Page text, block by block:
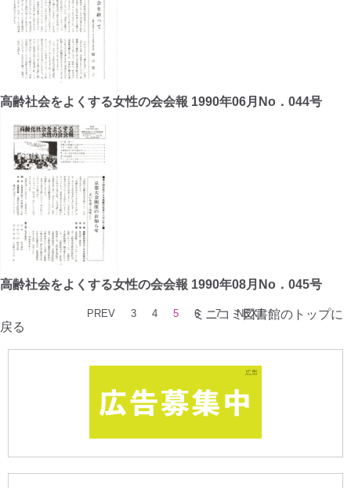
高齢社会をよくする女性の会会報 1990年06月No．044号
高齢社会をよくする女性の会会報 1990年08月No．045号
PREV 3 4 5 6 7 NEXT
ミニコミ図書館のトップに
戻る